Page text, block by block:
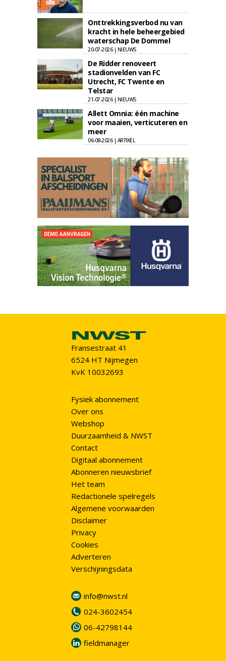
Onttrekkingsverbod nu van
kracht in hele beheergebied
waterschap De Dommel
20-07-2026 | NIEUWS
De Ridder renoveert
stadionvelden van FC
Utrecht, FC Twente en
Telstar
21-07-2026 | NIEUWS
Allett Omnia: één machine
voor maaien, verticuteren en
meer
06-08-2026 | ARTIKEL
Fransestraat 41
6524 HT Nijmegen
KvK 10032693
Fysiek abonnement
Over ons
Webshop
Duurzaamheid & NWST
Contact
Digitaal abonnement
Abonneren nieuwsbrief
Het team
Redactionele spelregels
Algemene voorwaarden
Disclaimer
Privacy
Cookies
Adverteren
Verschijningsdata
info@nwst.nl
024-3602454
06-42798144
fieldmanager